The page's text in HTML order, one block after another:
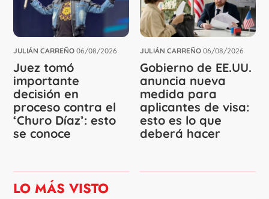
JULIÁN CARREÑO 06/08/2026
Juez tomó
importante
decisión en
proceso contra el
‘Churo Díaz’: esto
se conoce
JULIÁN CARREÑO 06/08/2026
Gobierno de EE.UU.
anuncia nueva
medida para
aplicantes de visa:
esto es lo que
deberá hacer
LO MÁS VISTO